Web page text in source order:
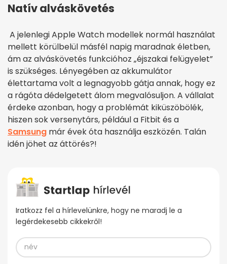
Natív alváskövetés
A jelenlegi Apple Watch modellek normál használat
mellett körülbelül másfél napig maradnak életben,
ám az alváskövetés funkcióhoz „éjszakai felügyelet”
is szükséges. Lényegében az akkumulátor
élettartama volt a legnagyobb gátja annak, hogy ez
a rágóta dédelgetett álom megvalósuljon. A vállalat
érdeke azonban, hogy a problémát kiküszöbölék,
hiszen sok versenytárs, például a Fitbit és a
Samsung már évek óta használja eszközén. Talán
idén jöhet az áttörés?!
Iratkozz fel a hírlevelünkre, hogy ne maradj le a
legérdekesebb cikkekről!